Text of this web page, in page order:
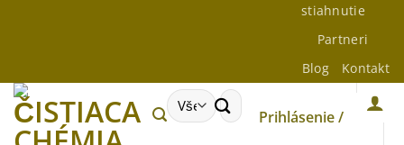
stiahnutie
Partneri
Blog
Kontakt
Hľadať:
Prihlásenie /